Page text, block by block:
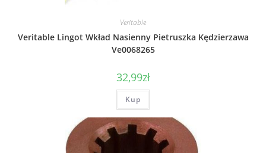
Veritable
Veritable Lingot Wkład Nasienny Pietruszka Kędzierzawa
Ve0068265
32,99zł
Kup